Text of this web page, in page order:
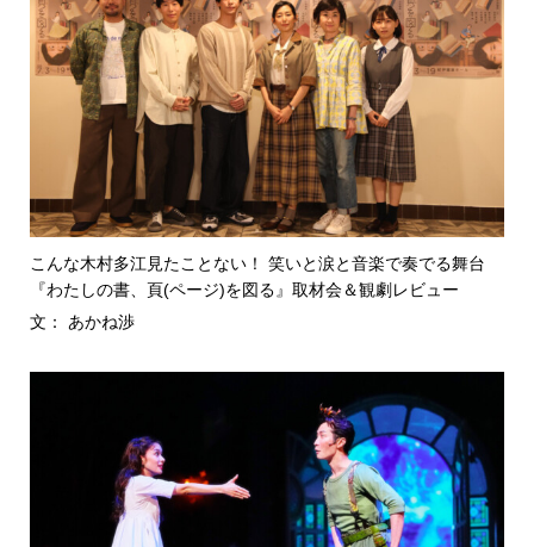
こんな木村多江見たことない！ 笑いと涙と音楽で奏でる舞台
『わたしの書、頁(ページ)を図る』取材会＆観劇レビュー
文： あかね渉